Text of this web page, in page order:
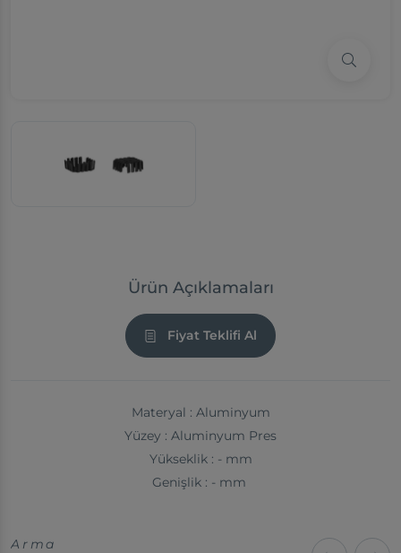
Ürün Açıklamaları
Fiyat Teklifi Al
Materyal : Aluminyum
Yüzey : Aluminyum Pres
Yükseklik : - mm
Genişlik : - mm
Arma